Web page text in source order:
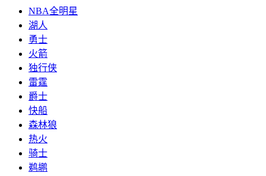
NBA全明星
湖人
勇士
火箭
独行侠
雷霆
爵士
快船
森林狼
热火
骑士
鹈鹕